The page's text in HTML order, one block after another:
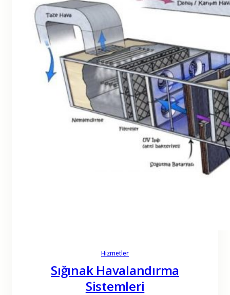
Hizmetler
Sığınak Havalandırma
Sistemleri